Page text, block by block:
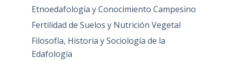
Etnoedafología y Conocimiento Campesino
Fertilidad de Suelos y Nutrición Vegetal
Filosofía, Historia y Sociología de la
Edafología